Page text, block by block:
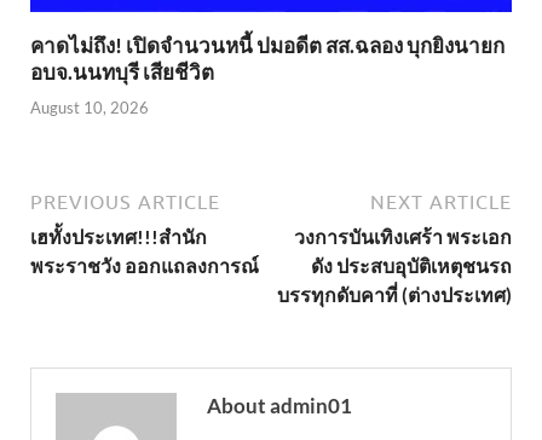
คาดไม่ถึง! เปิดจำนวนหนี้ ปมอดีต สส.ฉลอง บุกยิงนายก
อบจ.นนทบุรี เสียชีวิต
August 10, 2026
PREVIOUS ARTICLE
เฮทั้งประเทศ!!!สำนัก
พระราชวัง ออกแถลงการณ์
NEXT ARTICLE
วงการบันเทิงเศร้า พระเอก
ดัง ประสบอุบัติเหตุชนรถ
บรรทุกดับคาที่ (ต่างประเทศ)
About admin01